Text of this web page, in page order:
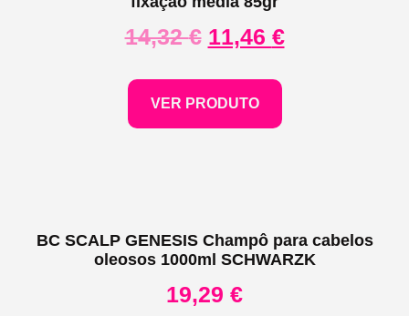
14,32€ 11,46 €
VER PRODUTO
BC SCALP GENESIS Champô para cabelos
oleosos 1000ml SCHWARZK
19,29 €